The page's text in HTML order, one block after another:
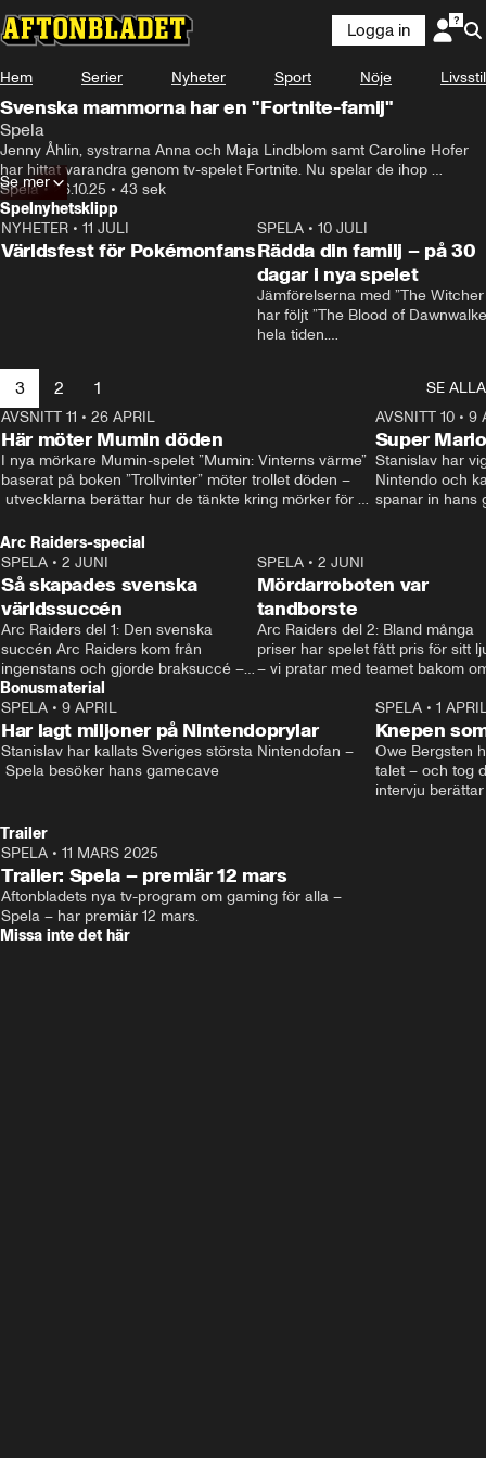
Logga in
Hem Serier Nyheter Sport Nöje Livsstil
Svenska mammorna har en "Fortnite-famij"
Spela
Jenny Åhlin, systrarna Anna och Maja Lindblom samt Caroline Hofer
har hittat varandra genom tv-spelet Fortnite. Nu spelar de ihop
regelbundet och kallar sig för Medkit Queens. Genom att streama på
Twitch hoppas de hitta fler vuxna kvinnor att spela med.
Spela• 26.10.25 • 43 sek
Se mer
Spelnyhetsklipp
NYHETER • 11 JULI
Världsfest för Pokémonfans
SPELA• 10 JULI
Rädda din familj – på 30
dagar i nya spelet
Jämförelserna med ”The Witcher
har följt ”The Blood of
hela tiden.
– Redan från början förstod vi att
behövde vår egen identitet, säger
3 2 1
SE ALLA
AVSNITT 11 • 26 APRIL
Här möter Mumin döden
I nya mörkare Mumin-spelet ”Mumin: Vinterns värme”
baserat på boken ”Trollvinter” möter trollet döden –
utvecklarna berättar hur de tänkte kring mörker för
spela@aftonbladet.se
AVSNITT 10• 9
Super
Stanislav har
Nintendo och
spanar in hans
Arc Raiders-special
SPELA • 2 JUNI
Så skapades svenska
världssuccén
Arc Raiders del 1: Den svenska
succén Arc Raiders kom från
ingenstans och gjorde braksuccé –
men vad är egentligen förklaringen
bakom?
SPELA• 2 JUNI
Mördarroboten var
tandborste
Arc Raiders del 2: Bland många
priser har spelet fått pris för sitt
– vi pratar med teamet bakom
Bonusmaterial
SPELA • 9 APRIL
Har lagt miljoner på Nintendoprylar
Stanislav har kallats Sveriges största Nintendofan –
Spela besöker hans gamecave
SPELA• 1
Knepen
Owe Bergsten
talet – och tog
intervju
Trailer
SPELA • 11 MARS 2025
Trailer: Spela – premiär 12 mars
Aftonbladets nya tv-program om gaming för alla –
Spela – har premiär 12 mars.
Missa inte det här